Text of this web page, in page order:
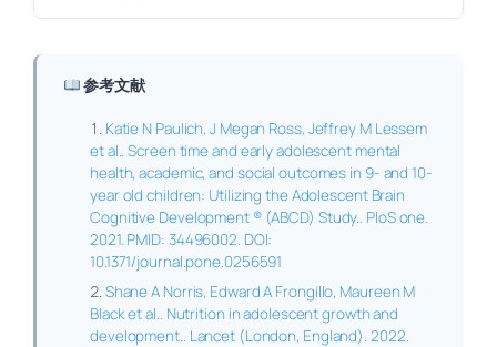
参考文献
Katie N Paulich, J Megan Ross, Jeffrey M Lessem
et al.. Screen time and early adolescent mental
health, academic, and social outcomes in 9- and 10-
year old children: Utilizing the Adolescent Brain
Cognitive Development ® (ABCD) Study.. PloS one.
2021. PMID: 34496002. DOI:
10.1371/journal.pone.0256591
Shane A Norris, Edward A Frongillo, Maureen M
Black et al.. Nutrition in adolescent growth and
development.. Lancet (London, England). 2022.